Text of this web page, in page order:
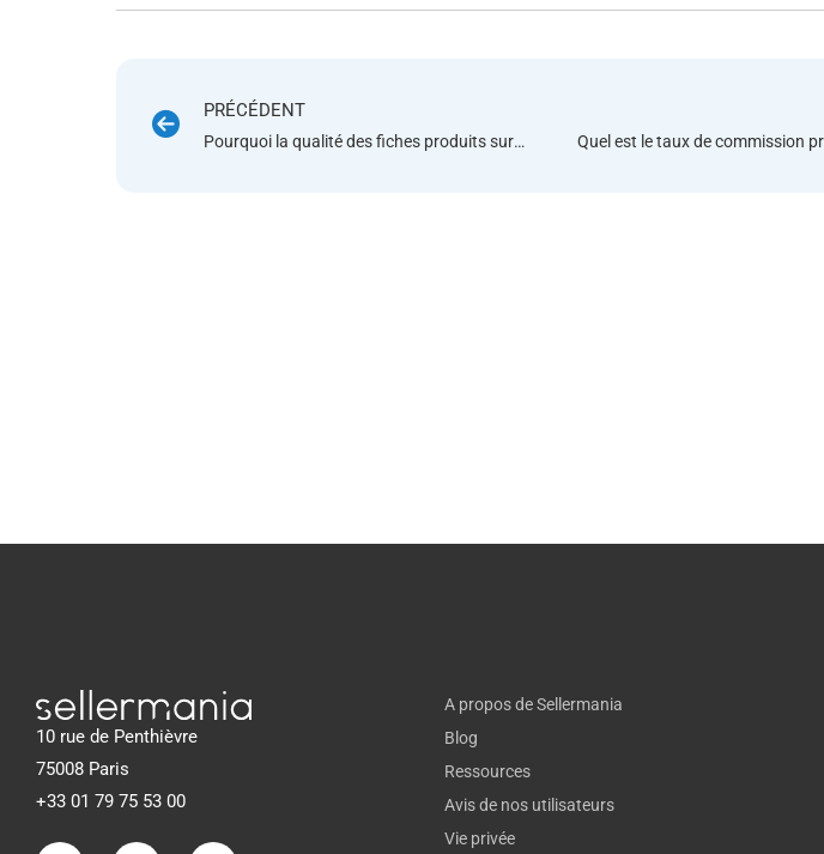
PRÉCÉDENT
Pourquoi la qualité des fiches produits sur Cdiscount est si importante pour les ventes marketplace ?
10 rue de Penthièvre
75008 Paris
+33 01 79 75 53 00
A propos de Sellermania
Blog
Ressources
Avis de nos utilisateurs
Vie privée